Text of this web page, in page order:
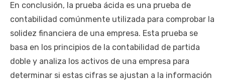
En conclusión, la prueba ácida es una prueba de
contabilidad comúnmente utilizada para comprobar la
solidez financiera de una empresa. Esta prueba se
basa en los principios de la contabilidad de partida
doble y analiza los activos de una empresa para
determinar si estas cifras se ajustan a la información